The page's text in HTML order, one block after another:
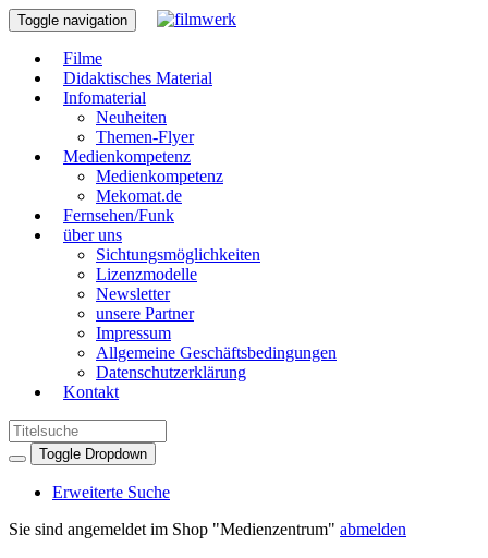
Toggle navigation
Filme
Didaktisches Material
Infomaterial
Neuheiten
Themen-Flyer
Medienkompetenz
Medienkompetenz
Mekomat.de
Fernsehen/Funk
über uns
Sichtungsmöglichkeiten
Lizenzmodelle
Newsletter
unsere Partner
Impressum
Allgemeine Geschäftsbedingungen
Datenschutzerklärung
Kontakt
Toggle Dropdown
Erweiterte Suche
Sie sind angemeldet im Shop "Medienzentrum" abmelden